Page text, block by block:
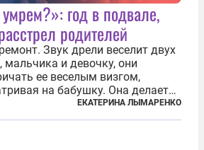
год в подвале,
родителей
Звук дрели веселит двух
мальчика и девочку, они
ее веселым визгом,
на бабушку. Она делает
чувствуют, что она
И это правда: дрель, конечно,
ЕКАТЕРИНА ЛЫМАРЕНКО